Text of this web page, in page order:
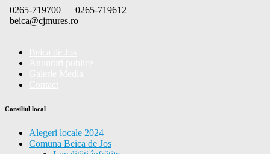
Skip
to
0265-719700
0265-719612
beica@cjmures.ro
Consiliul local
Alegeri locale 2024
Comuna Beica de Jos